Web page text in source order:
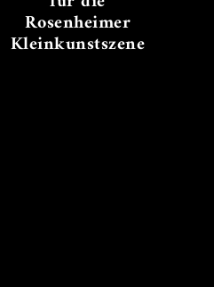
Rosenheimer
Kleinkunstszene